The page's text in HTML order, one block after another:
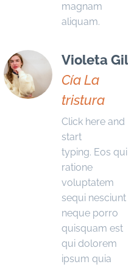
magnam
aliquam.
Violeta Gil
Cía La
tristura
Click here and
start
typing. Eos qui
ratione
voluptatem
sequi nesciunt
neque porro
quisquam est
qui dolorem
ipsum quia